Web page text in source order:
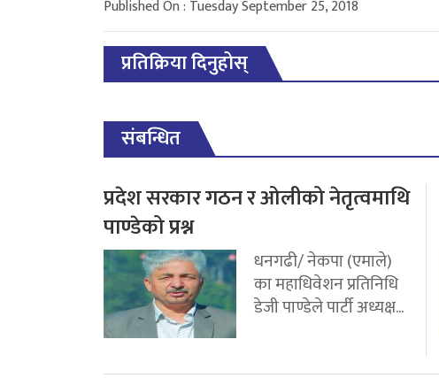
Published On : Tuesday September 25, 2018
प्रतिक्रिया दिनुहोस्
संबन्धित
प्रदेश सरकार गठन र ओलीको नेतृत्वमाथि
पाण्डेको प्रश्न
धनगढी/ नेकपा (एमाले)
का महाधिवेशन प्रतिनिधि
डेजी पाण्डेले पार्टी अध्यक्ष...